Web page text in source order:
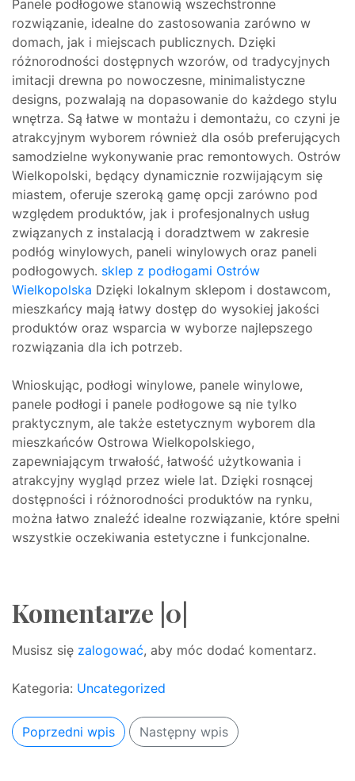
Panele podłogowe stanowią wszechstronne
rozwiązanie, idealne do zastosowania zarówno w
domach, jak i miejscach publicznych. Dzięki
różnorodności dostępnych wzorów, od tradycyjnych
imitacji drewna po nowoczesne, minimalistyczne
designs, pozwalają na dopasowanie do każdego stylu
wnętrza. Są łatwe w montażu i demontażu, co czyni je
atrakcyjnym wyborem również dla osób preferujących
samodzielne wykonywanie prac remontowych. Ostrów
Wielkopolski, będący dynamicznie rozwijającym się
miastem, oferuje szeroką gamę opcji zarówno pod
względem produktów, jak i profesjonalnych usług
związanych z instalacją i doradztwem w zakresie
podłóg winylowych, paneli winylowych oraz paneli
podłogowych. sklep z podłogami Ostrów
Wielkopolska Dzięki lokalnym sklepom i dostawcom,
mieszkańcy mają łatwy dostęp do wysokiej jakości
produktów oraz wsparcia w wyborze najlepszego
rozwiązania dla ich potrzeb.
Wnioskując, podłogi winylowe, panele winylowe,
panele podłogi i panele podłogowe są nie tylko
praktycznym, ale także estetycznym wyborem dla
mieszkańców Ostrowa Wielkopolskiego,
zapewniającym trwałość, łatwość użytkowania i
atrakcyjny wygląd przez wiele lat. Dzięki rosnącej
dostępności i różnorodności produktów na rynku,
można łatwo znaleźć idealne rozwiązanie, które spełni
wszystkie oczekiwania estetyczne i funkcjonalne.
Komentarze |0|
Musisz się zalogować, aby móc dodać komentarz.
Kategoria: Uncategorized
Poprzedni wpis Następny wpis